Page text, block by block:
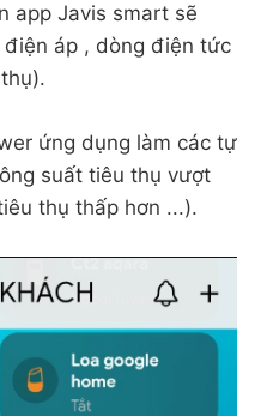
app Javis smart sẽ
áp , dòng điện tức
ứng dụng làm các tự
suất tiêu thụ vượt
thụ thấp hơn ...).